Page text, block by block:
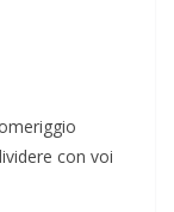
con voi